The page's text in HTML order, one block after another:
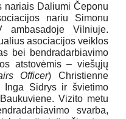
nariais Daliumi Čeponu
nariu Simonu
ambasadoje Vilniuje.
asociacijos veiklos
bei bendradarbiavimo
atstovėmis – viešųjų
Officer) Christienne
Inga Sidrys ir švietimo
Vizito metu
svarba,